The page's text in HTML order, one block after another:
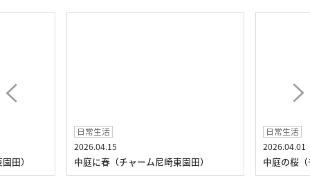
田）
日常生活
2026.04.15
中庭に春（チャーム尼崎東園田）
日常生活
2026.04.01
中庭の桜